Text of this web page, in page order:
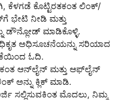
ಕೊಟ್ಟಿರತಕಂತ ಲಿಂಕ್/
ಭೇಟಿ ನೀಡಿ ಮತ್ತು
ಡೌನ್ಲೋಡ್ ಮಾಡಿಕೊಳ್ಳಿ.
ಅಧಿಸೂಚನೆಯನ್ನು ಸರಿಯಾದ
ಓದಿ.
ಆನ್‌ಲೈನ್‌ ಮತ್ತು ಆಫ್‌ಲೈನ್
ಅನ್ನು ಕ್ಲಿಕ್ ಮಾಡಿ.
ಸಲ್ಲಿಸುವಕಿಂತ ಮೊದಲು, ನಿಮ್ಮ